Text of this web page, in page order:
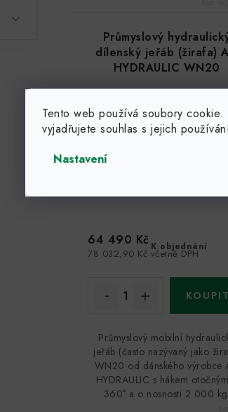
Tento web používá soubory
vyjadřujete souhlas s jejich
Nastavení
Průmyslový
dílenský jeřáb (žirafa)
HYDRAULIC WN20
K objednání
78 032,90 Kč včetně DPH
64 490 Kč
Průmyslový mobilní
jeřáb (často nazývaný jako
WN20 od dánského výrobce
HYDRAULIC s hákem
360° a o nosnosti 2 000